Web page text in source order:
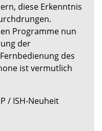
diese Erkenntnis
Programme nun
der
des
ist vermutlich
/ ISH-Neuheit